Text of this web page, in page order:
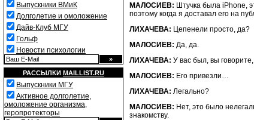
Выпускники ВМиК
Долголетие и омоложение
Дайв-Клуб МГУ
Гольф
Новости психологии
РАССЫЛКИ MAILLIST.RU
Выпускники МГУ
Активное долголетие,
омоложение организма,
геропротекторы
МАЛОСИЕВ: Штучка была iPhone,
поэтому когда я доставал его на
ЛИХАЧЕВА: Цепенели просто, да?
МАЛОСИЕВ: Да, да.
ЛИХАЧЕВА: У вас был, вы
МАЛОСИЕВ: Его привезли…
ЛИХАЧЕВА: Легально?
МАЛОСИЕВ: Нет, это было
знакомству.